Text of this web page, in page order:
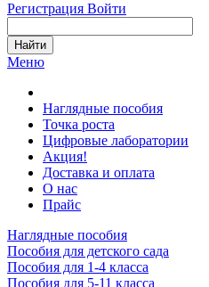
Регистрация Войти
Меню
Наглядные пособия
Точка роста
Цифровые лаборатории
Акция!
Доставка и оплата
О нас
Прайс
Наглядные пособия
Пособия для детского сада
Пособия для 1-4 класса
Пособия для 5-11 класса